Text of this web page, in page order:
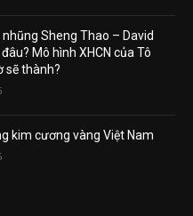
Sheng Thao – David
Mô hình XHCN của Tô
sẽ thành?
kim cương vàng Việt Nam